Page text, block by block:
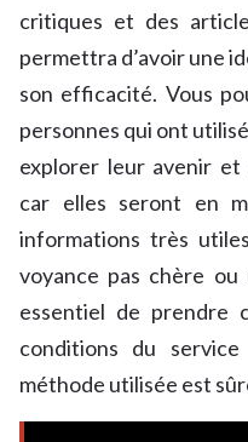
critiques et des
permettra d’avoir une
son efficacité. Vous
personnes qui ont
explorer leur avenir et
car elles seront en
informations très
voyance pas chère
essentiel de prendre
conditions du
méthode utilisée est